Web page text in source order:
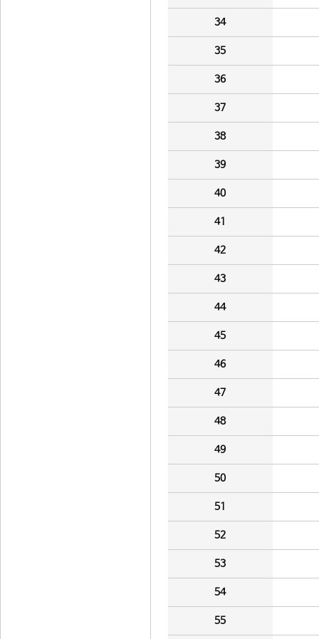
34
35
36
37
38
39
40
41
42
43
44
45
46
47
48
49
50
51
52
53
54
55